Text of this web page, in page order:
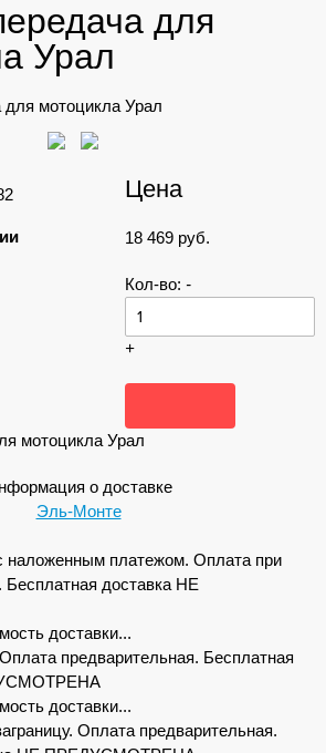
для
Урал
Цена
18 469 руб.
Кол-во: -
+
мотоцикла Урал
о доставке
Эль-Монте
наложенным платежом. Оплата при
Бесплатная доставка НЕ
доставки...
предварительная. Бесплатная
доставки...
Оплата предварительная.